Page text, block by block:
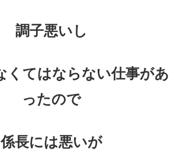
調子悪いし
くてはならない仕事があ
ったので
係長には悪いが